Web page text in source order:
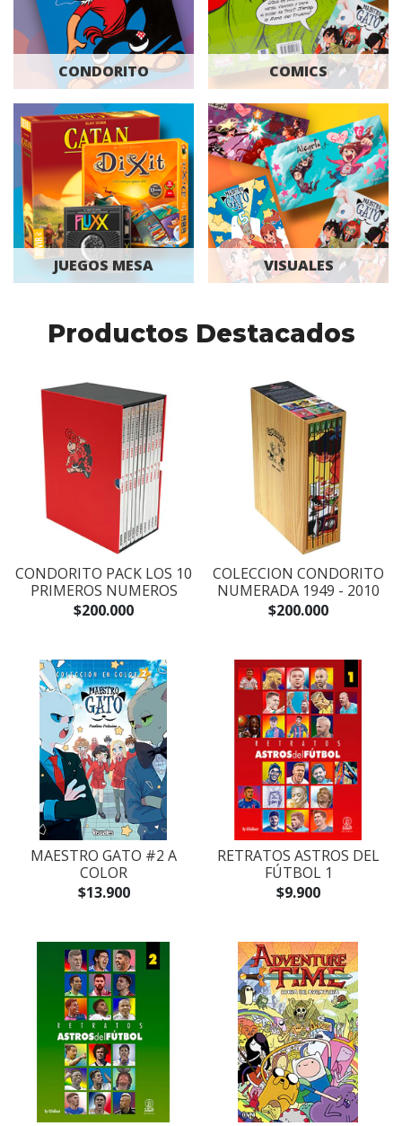
CONDORITO COMICS
JUEGOS MESA VISUALES
Productos Destacados
CONDORITO PACK LOS 10
PRIMEROS NUMEROS
$200.000
COLECCION CONDORITO
NUMERADA 1949 - 2010
$200.000
MAESTRO GATO #2 A
COLOR
$13.900
RETRATOS ASTROS DEL
FÚTBOL 1
$9.900